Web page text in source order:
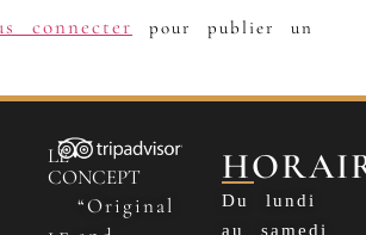
connecter
pour publier un
LE
CONCEPT
“Original
Du lundi
au samedi